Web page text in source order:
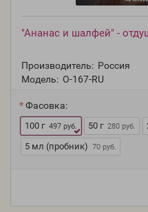
"Ананас и шалфей" -
Производитель: Россия
Модель: O-167-RU
Фасовка:
100 г 497 руб. 50 г 280 руб.
5 мл (пробник) 70 руб.